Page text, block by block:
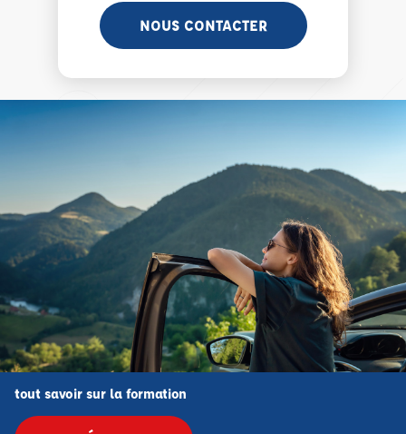
NOUS CONTACTER
tout savoir sur la formation